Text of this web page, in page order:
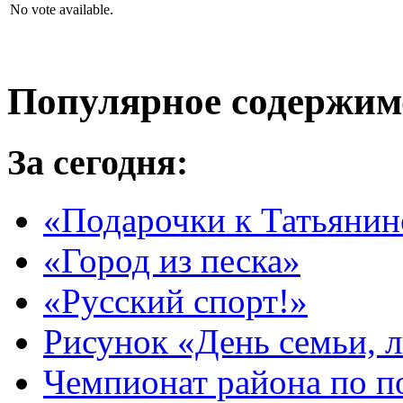
No vote available.
Популярное
За сегодня:
«Подарочки к
«Город из песка»
«Русский спорт!»
Рисунок «День семьи,
Чемпионат района по